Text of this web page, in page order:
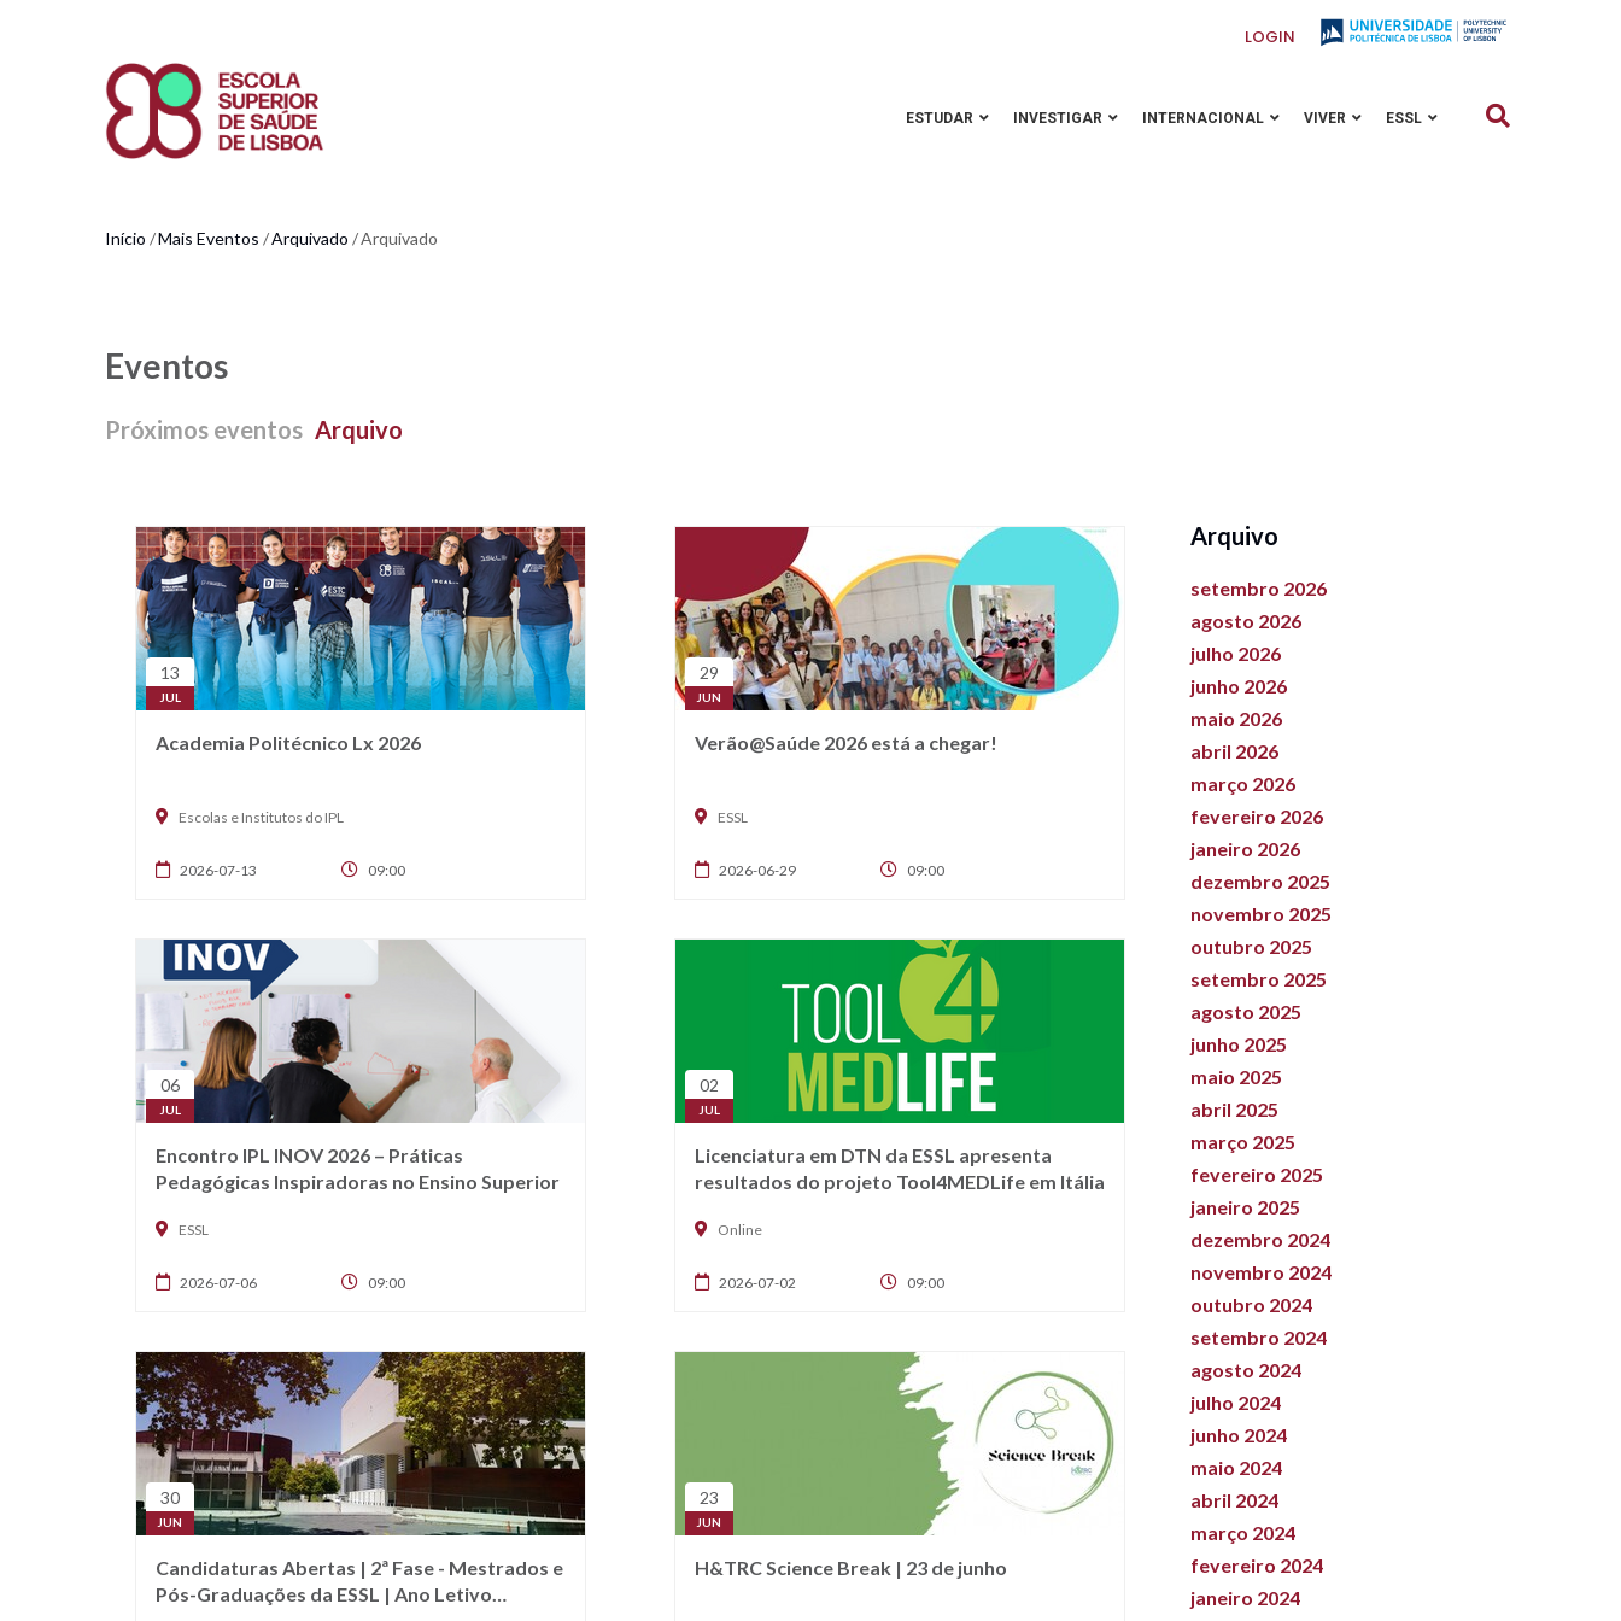
LOGIN
ESTUDAR INVESTIGAR INTERNACIONAL VIVER ESSL
Navegação
Início Mais Eventos Arquivado Arquivado
Eventos
Próximos eventos Arquivo
13
JUL
Academia Politécnico Lx 2026
Escolas e Institutos do IPL
2026-07-13 09:00
29
JUN
Verão@Saúde 2026 está a chegar!
ESSL
2026-06-29 09:00
06
JUL
Encontro IPL INOV 2026 – Práticas
Pedagógicas Inspiradoras no Ensino Superior
ESSL
2026-07-06 09:00
02
JUL
Licenciatura em DTN da ESSL apresenta
resultados do projeto Tool4MEDLife em Itália
Online
2026-07-02 09:00
30
JUN
Candidaturas Abertas | 2ª Fase - Mestrados e
Pós-Graduações da ESSL | Ano Letivo
23
JUN
H&TRC Science Break | 23 de junho
Arquivo
setembro 2026
agosto 2026
julho 2026
junho 2026
maio 2026
abril 2026
março 2026
fevereiro 2026
janeiro 2026
dezembro 2025
novembro 2025
outubro 2025
setembro 2025
agosto 2025
junho 2025
maio 2025
abril 2025
março 2025
fevereiro 2025
janeiro 2025
dezembro 2024
novembro 2024
outubro 2024
setembro 2024
agosto 2024
julho 2024
junho 2024
maio 2024
abril 2024
março 2024
fevereiro 2024
janeiro 2024